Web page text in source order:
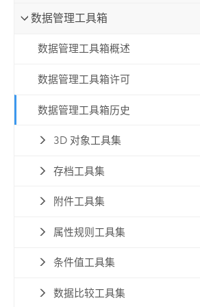
数据管理工具箱
数据管理工具箱概述
数据管理工具箱许可
数据管理工具箱历史
3D 对象工具集
存档工具集
附件工具集
属性规则工具集
条件值工具集
数据比较工具集